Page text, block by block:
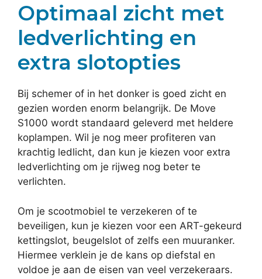
Optimaal zicht met
ledverlichting en
extra slotopties
Bij schemer of in het donker is goed zicht en
gezien worden enorm belangrijk. De Move
S1000 wordt standaard geleverd met heldere
koplampen. Wil je nog meer profiteren van
krachtig ledlicht, dan kun je kiezen voor extra
ledverlichting om je rijweg nog beter te
verlichten.
Om je scootmobiel te verzekeren of te
beveiligen, kun je kiezen voor een ART-gekeurd
kettingslot, beugelslot of zelfs een muuranker.
Hiermee verklein je de kans op diefstal en
voldoe je aan de eisen van veel verzekeraars.